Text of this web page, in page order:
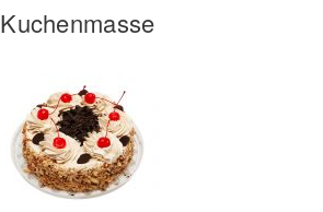
Kuchenmasse